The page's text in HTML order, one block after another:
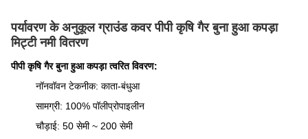
पर्यावरण के अनुकूल ग्राउंड कवर पीपी कृषि गैर बुना हुआ कपड़ा
मिट्टी नमी वितरण
पीपी कृषि गैर बुना हुआ कपड़ा त्वरित विवरण:
नॉनवॉवन टेकनीक: काता-बंधुआ
सामग्री: 100% पॉलीप्रोपाइलीन
चौड़ाई: 50 सेमी ~ 200 सेमी